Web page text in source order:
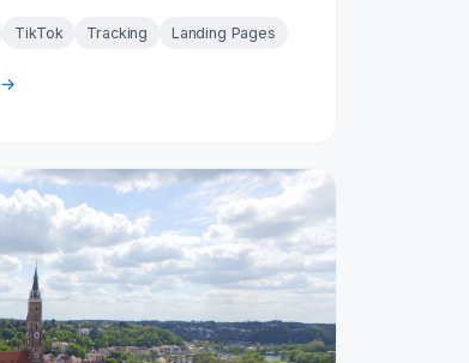
TikTok Tracking Landing Pages
→